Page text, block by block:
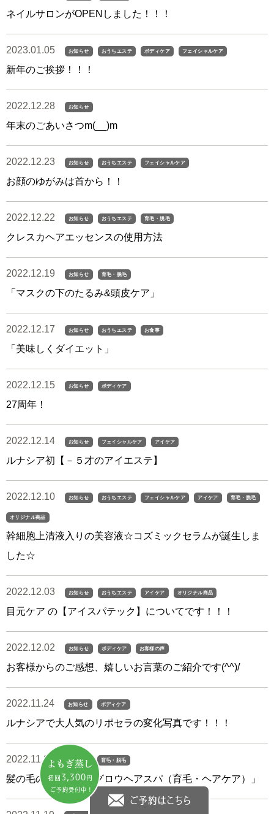
ネイルサロンがOPENしました！！！
2023.01.05 お知らせ おうちエステ ボディケア フェイシャルケア
新年のご挨拶！！！
2022.12.28 お知らせ
年末のごあいさつm(__)m
2022.12.23 お知らせ おうちエステ フェイシャルケア
お顔のゆがみは首から！！
2022.12.22 お知らせ おうちエステ 育毛・脱毛
クレスカヘアエッセンスの使用方法
2022.12.19 お知らせ 育毛・脱毛
「マスクの下のたるみ&頭皮ケア」
2022.12.17 お知らせ おうちエステ お食事
「美味しくダイエット」
2022.12.15 お知らせ ボディケア
27周年！
2022.12.14 お知らせ フェイシャルケア アイケア
ルナシア初【－５才のアイエステ】
2022.12.10 お知らせ おうちエステ フェイシャルケア アイケア 育毛・脱毛
オリジナル商品
幹細胞上清液入りの美容液☆コズミックセラムが誕生しま
した☆
2022.12.03 お知らせ おうちエステ アイケア オリジナル商品
目元ケア の【アイスパテック】についてです！！！
2022.12.02 お知らせ ボディケア お客様の声
お客様からのご感想、嬉しいお言葉のご紹介です(^^)/
2022.11.24 お知らせ ボディケア
ルナシアで大人気のリポセラの変化写真です！！！
2022.11.24 お知らせ 育毛・脱毛
髪の毛のお悩みに「グロウヘアスパ（育毛・ヘアケア）」